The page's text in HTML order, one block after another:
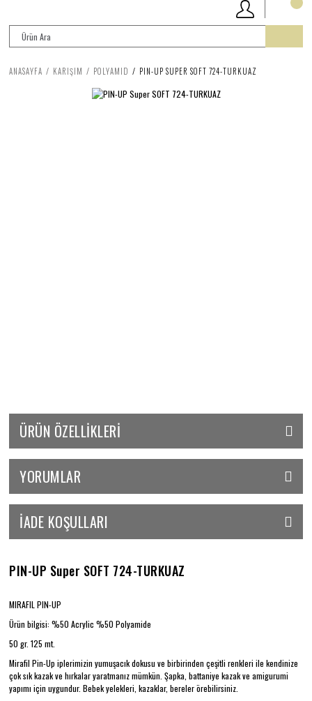
ANASAYFA KARIŞIM POLYAMID PIN-UP SUPER SOFT 724-TURKUAZ
ÜRÜN ÖZELLIKLERI
YORUMLAR
İADE KOŞULLARI
PIN-UP Super SOFT 724-TURKUAZ
MIRAFIL PIN-UP
Ürün bilgisi: %50 Acrylic %50 Polyamide
50 gr. 125 mt.
Mirafil Pin-Up iplerimizin yumuşacık dokusu ve birbirinden çeşitli renkleri ile kendinize
çok sık kazak ve hırkalar yaratmanız mümkün. Şapka, battaniye kazak ve amigurumi
yapımı için uygundur. Bebek yelekleri, kazaklar, bereler örebilirsiniz.